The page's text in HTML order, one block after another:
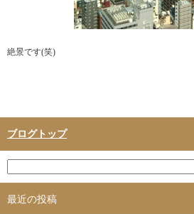
絶景です(笑)
ブログトップ
最近の投稿